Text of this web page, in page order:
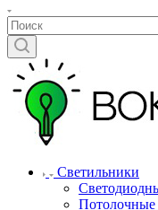
Светильники
Потолочные